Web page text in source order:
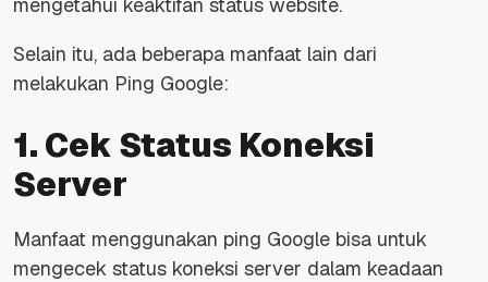
Selain itu, ada beberapa manfaat lain dari
melakukan Ping Google:
1. Cek Status Koneksi
Server
Manfaat menggunakan ping Google bisa untuk
mengecek status koneksi server dalam keadaan